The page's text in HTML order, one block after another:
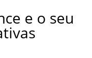
e o seu